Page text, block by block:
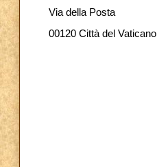
Via della Posta
00120 Città del Vaticano